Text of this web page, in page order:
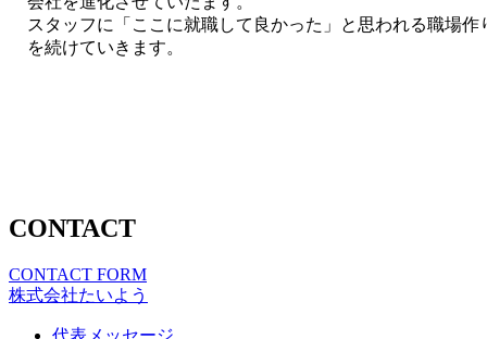
スタッフに「ここに就職して良かった」と思われる職場作
を続けていきます。
CONTACT
CONTACT FORM
株式会社たいよう